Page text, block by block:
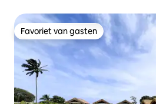
Favoriet van gasten
Favoriet van gasten